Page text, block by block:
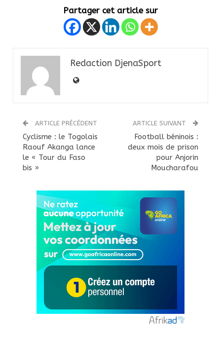
Partager cet article sur
Redaction DjenaSport
ARTICLE PRÉCÉDENT
Cyclisme : le Togolais
Raouf Akanga lance
le « Tour du Faso
bis »
ARTICLE SUIVANT
Football béninois :
deux mois de prison
pour Anjorin
Moucharafou